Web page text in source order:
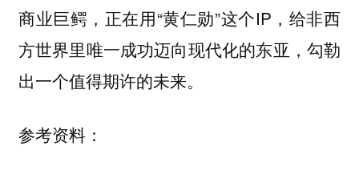
商业巨鳄，正在用“黄仁勋”这个IP，给非西
方世界里唯一成功迈向现代化的东亚，勾勒
出一个值得期许的未来。
参考资料：